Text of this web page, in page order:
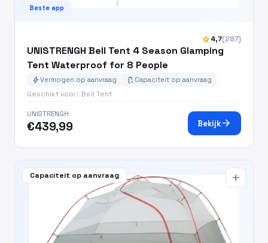
Beste app
star4,7(287)
UNISTRENGH Bell Tent 4 Season Glamping
Tent Waterproof for 8 People
boltVermogen op aanvraag battery_charging_full Capaciteit op aanvraag
Geschikt voor: Bell Tent
UNISTRENGH
€439,99 Bekijkarrow_forward
Capaciteit op aanvraag add